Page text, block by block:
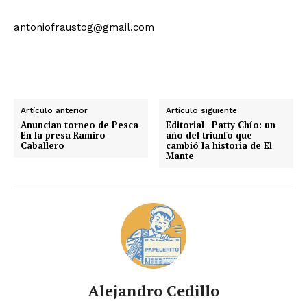
antoniofraustog@gmail.com
Artículo anterior
Anuncian torneo de Pesca
En la presa Ramiro
Caballero
Artículo siguiente
Editorial | Patty Chío: un
año del triunfo que
cambió la historia de El
Mante
Alejandro Cedillo